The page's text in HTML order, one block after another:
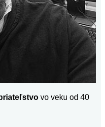
vo veku od 40